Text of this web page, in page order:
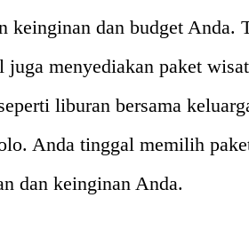
keinginan dan budget Anda.
menyediakan paket
liburan bersama
Anda tinggal memilih
dan keinginan Anda.